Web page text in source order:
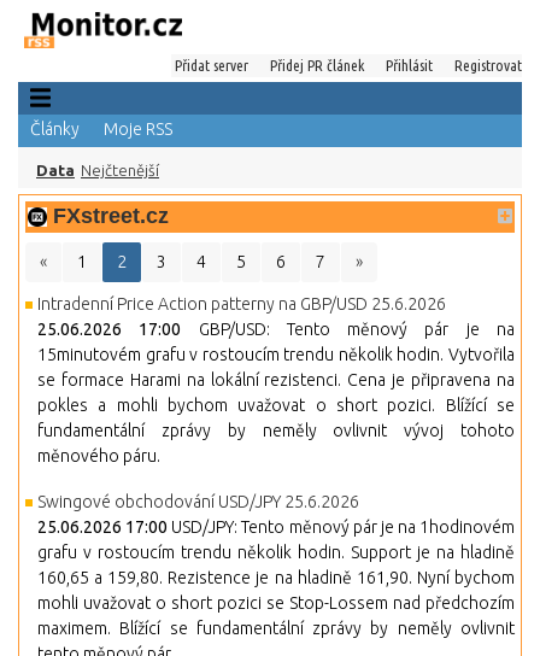
Přidat server Přidej PR článek Přihlásit Registrovat
Články Moje RSS
Data Nejčtenější
FXstreet.cz
« 1 2 3 4 5 6 7 »
Intradenní Price Action patterny na GBP/USD 25.6.2026
25.06.2026 17:00 GBP/USD: Tento měnový pár je na
15minutovém grafu v rostoucím trendu několik hodin. Vytvořila
se formace Harami na lokální rezistenci. Cena je připravena na
pokles a mohli bychom uvažovat o short pozici. Blížící se
fundamentální zprávy by neměly ovlivnit vývoj tohoto
měnového páru.
Swingové obchodování USD/JPY 25.6.2026
25.06.2026 17:00 USD/JPY: Tento měnový pár je na 1hodinovém
grafu v rostoucím trendu několik hodin. Support je na hladině
160,65 a 159,80. Rezistence je na hladině 161,90. Nyní bychom
mohli uvažovat o short pozici se Stop-Lossem nad předchozím
maximem. Blížící se fundamentální zprávy by neměly ovlivnit